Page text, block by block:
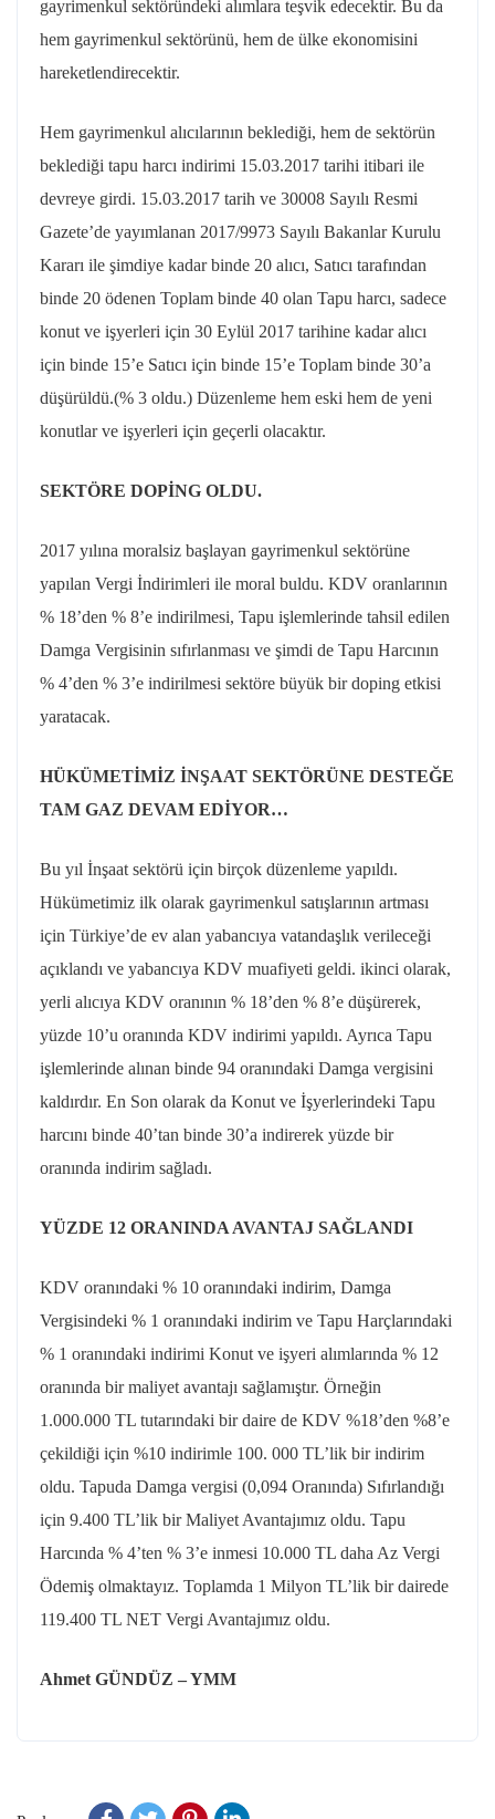
gayrimenkul sektöründeki alımlara teşvik edecektir. Bu da
hem gayrimenkul sektörünü, hem de ülke ekonomisini
hareketlendirecektir.
Hem gayrimenkul alıcılarının beklediği, hem de sektörün
beklediği tapu harcı indirimi 15.03.2017 tarihi itibari ile
devreye girdi. 15.03.2017 tarih ve 30008 Sayılı Resmi
Gazete’de yayımlanan 2017/9973 Sayılı Bakanlar Kurulu
Kararı ile şimdiye kadar binde 20 alıcı, Satıcı tarafından
binde 20 ödenen Toplam binde 40 olan Tapu harcı, sadece
konut ve işyerleri için 30 Eylül 2017 tarihine kadar alıcı
için binde 15’e Satıcı için binde 15’e Toplam binde 30’a
düşürüldü.(% 3 oldu.) Düzenleme hem eski hem de yeni
konutlar ve işyerleri için geçerli olacaktır.
SEKTÖRE DOPİNG OLDU.
2017 yılına moralsiz başlayan gayrimenkul sektörüne
yapılan Vergi İndirimleri ile moral buldu. KDV oranlarının
% 18’den % 8’e indirilmesi, Tapu işlemlerinde tahsil edilen
Damga Vergisinin sıfırlanması ve şimdi de Tapu Harcının
% 4’den % 3’e indirilmesi sektöre büyük bir doping etkisi
yaratacak.
HÜKÜMETİMİZ İNŞAAT SEKTÖRÜNE DESTEĞE
TAM GAZ DEVAM EDİYOR…
Bu yıl İnşaat sektörü için birçok düzenleme yapıldı.
Hükümetimiz ilk olarak gayrimenkul satışlarının artması
için Türkiye’de ev alan yabancıya vatandaşlık verileceği
açıklandı ve yabancıya KDV muafiyeti geldi. ikinci olarak,
yerli alıcıya KDV oranının % 18’den % 8’e düşürerek,
yüzde 10’u oranında KDV indirimi yapıldı. Ayrıca Tapu
işlemlerinde alınan binde 94 oranındaki Damga vergisini
kaldırdır. En Son olarak da Konut ve İşyerlerindeki Tapu
harcını binde 40’tan binde 30’a indirerek yüzde bir
oranında indirim sağladı.
YÜZDE 12 ORANINDA AVANTAJ SAĞLANDI
KDV oranındaki % 10 oranındaki indirim, Damga
Vergisindeki % 1 oranındaki indirim ve Tapu Harçlarındaki
% 1 oranındaki indirimi Konut ve işyeri alımlarında % 12
oranında bir maliyet avantajı sağlamıştır. Örneğin
1.000.000 TL tutarındaki bir daire de KDV %18’den %8’e
çekildiği için %10 indirimle 100. 000 TL’lik bir indirim
oldu. Tapuda Damga vergisi (0,094 Oranında) Sıfırlandığı
için 9.400 TL’lik bir Maliyet Avantajımız oldu. Tapu
Harcında % 4’ten % 3’e inmesi 10.000 TL daha Az Vergi
Ödemiş olmaktayız. Toplamda 1 Milyon TL’lik bir dairede
119.400 TL NET Vergi Avantajımız oldu.
Ahmet GÜNDÜZ – YMM